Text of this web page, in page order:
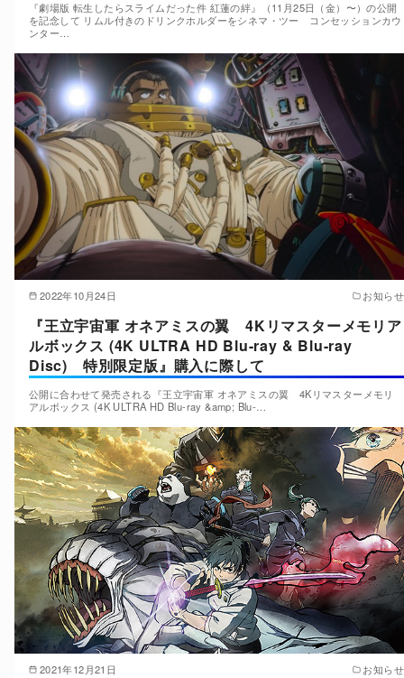
『劇場版 転生したらスライムだった件 紅蓮の絆』（11月25日（金）〜）の公開
を記念して リムル付きのドリンクホルダーをシネマ・ツー コンセッションカウ
ンター…
2022年10月24日 お知らせ
『王立宇宙軍 オネアミスの翼 4Kリマスターメモリア
ルボックス (4K ULTRA HD Blu-ray & Blu-ray
Disc) 特別限定版』購入に際して
公開に合わせて発売される『王立宇宙軍 オネアミスの翼 4Kリマスターメモリ
アルボックス (4K ULTRA HD Blu-ray &amp; Blu-…
2021年12月21日 お知らせ